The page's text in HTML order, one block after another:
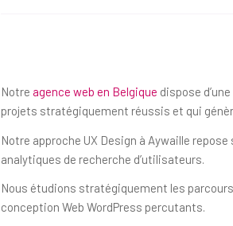
Notre agence web en Belgique dispose
projets stratégiquement réussis et qui
Notre approche UX Design à Aywaille
analytiques de recherche d’utilisateurs.
Nous étudions stratégiquement les
conception Web WordPress percutants.